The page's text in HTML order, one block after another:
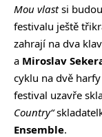
Mou vlastsi
festivalu ještě
zahrají na dva
a Miroslav
cyklu na dvě harfy
festival uzavře
Country“
Ensemble.